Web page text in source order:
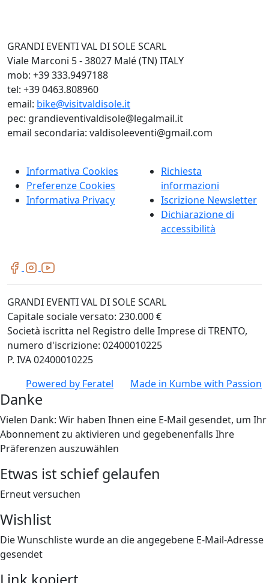
GRANDI EVENTI VAL DI SOLE SCARL
Viale Marconi 5 - 38027 Malé (TN) ITALY
mob: +39 333.9497188
tel: +39 0463.808960
email: bike@visitvaldisole.it
pec: grandieventivaldisole@legalmail.it
email secondaria: valdisoleeventi@gmail.com
Informativa Cookies
Preferenze Cookies
Informativa Privacy
Richiesta
informazioni
Iscrizione Newsletter
Dichiarazione di
accessibilità
GRANDI EVENTI VAL DI SOLE SCARL
Capitale sociale versato: 230.000 €
Società iscritta nel Registro delle Imprese di TRENTO,
numero d'iscrizione: 02400010225
P. IVA 02400010225
Powered by Feratel Made in Kumbewith Passion
Danke
Vielen Dank: Wir haben Ihnen eine E-Mail gesendet, um Ihr
Abonnement zu aktivieren und gegebenenfalls Ihre
Präferenzen auszuwählen
Etwas ist schief gelaufen
Erneut versuchen
Wishlist
Die Wunschliste wurde an die angegebene E-Mail-Adresse
gesendet